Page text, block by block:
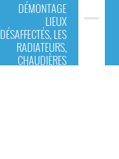
DÉMONTAGE
LIEUX
DÉSAFFECTÉS, LES
RADIATEURS,
CHAUDIÈRES